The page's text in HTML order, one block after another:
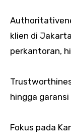
klien di
perkantoran,
hingga garansi
Fokus pada